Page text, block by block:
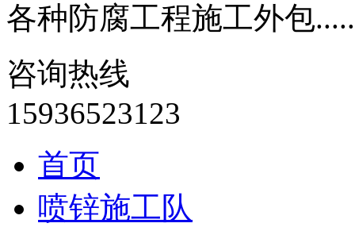
各种防腐工程施工外包
咨询热线
15936523123
首页
喷锌施工队